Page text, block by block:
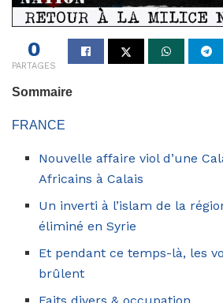
0
PARTAGES
Sommaire
FRANCE
Nouvelle affaire viol d’une
Africains à Calais
Un inverti à l’islam de la
éliminé en Syrie
Et pendant ce temps-là, les
brûlent